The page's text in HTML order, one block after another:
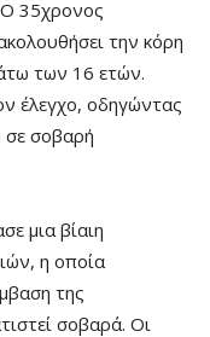
35χρονος
την κόρη
των 16 ετών.
έλεγχο, οδηγώντας
σε σοβαρή
μια βίαιη
η οποία
της
σοβαρά. Οι